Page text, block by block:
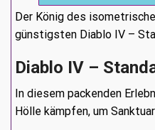
Der König des
günstigsten Diablo IV –
Diablo IV –
In diesem packenden
Hölle kämpfen, um